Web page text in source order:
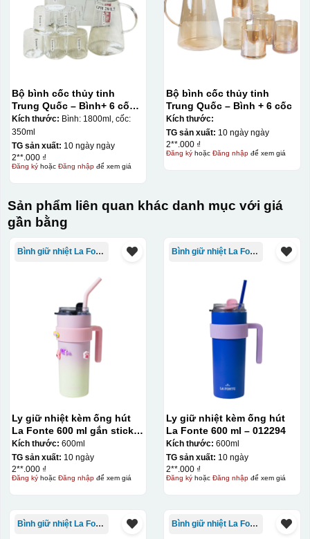
Hộp xi lót lụa
Bộ bình cốc thủy tinh
Trung Quốc – Bình+ 6 cốc
không quai Deli
Kích thước: Bình: 1800ml, cốc:
350ml
TG sản xuất: 10 ngày ngày
2**.000 ₫
Đăng kýhoặc Đăng nhậpđể xem giá
Bộ bình cốc thủy tinh
Trung Quốc – Bình + 6 cốc
Kích thước:
TG sản xuất: 10 ngày ngày
2**.000 ₫
Đăng kýhoặc Đăng nhậpđể xem giá
Sản phẩm liên quan khác danh mục với giá
gần bằng
Bình giữ nhiệt La Fonte
Ly giữ nhiệt kèm ống hút
La Fonte 600 ml gắn sticker
– 012294
Kích thước: 600ml
TG sản xuất: 10 ngày
2**.000 ₫
Đăng kýhoặc Đăng nhậpđể xem giá
Bình giữ nhiệt La Fonte
Ly giữ nhiệt kèm ống hút
La Fonte 600 ml – 012294
Kích thước: 600ml
TG sản xuất: 10 ngày
2**.000 ₫
Đăng kýhoặc Đăng nhậpđể xem giá
Bình giữ nhiệt La Fonte Bình giữ nhiệt La Fonte